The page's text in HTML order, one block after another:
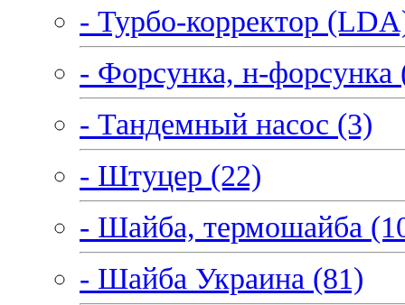
- Турбо-корректор
- Форсунка, н-форсунка
- Тандемный насос (3)
- Штуцер (22)
- Шайба, термошайба
- Шайба Украина (81)